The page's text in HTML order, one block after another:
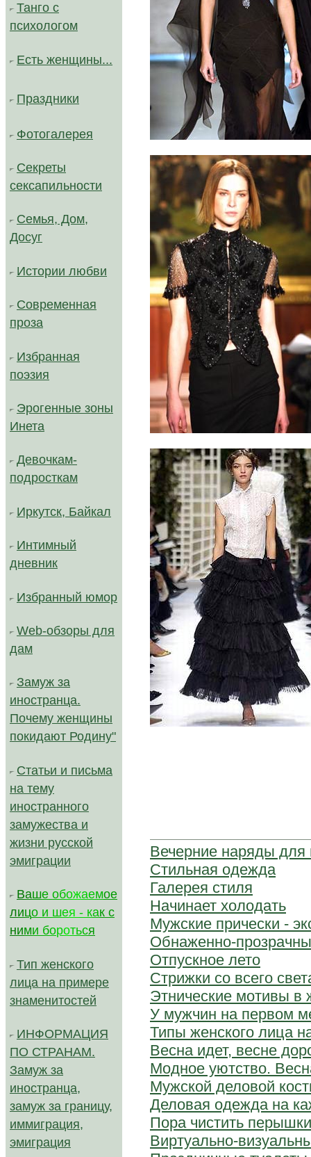
Танго с
психологом
Есть женщины...
Праздники
Фотогалерея
Секреты
сексапильности
Семья, Дом,
Досуг
Истории любви
Современная
проза
Избранная
поэзия
Эрогенные зоны
Инета
Девочкам-
подросткам
Иркутск, Байкал
Интимный
дневник
Избранный юмор
Web-обзоры для
дам
Замуж за
иностранца.
Почему женщины
покидают Родину"
Статьи и письма
на тему
иностранного
замужества и
жизни русской
эмиграции
Ваше обожаемое
лицо и шея - как с
ними бороться
Тип женского
лица на примере
знаменитостей
ИНФОРМАЦИЯ
ПО СТРАНАМ.
Замуж за
иностранца,
замуж за границу,
иммиграция,
эмиграция
Вечерние наряды для
Стильная одежда
Галерея стиля
Начинает холодать
Мужские прически -
Обнаженно-
Отпускное лето
Стрижки со всего
Этнические мотивы в
У мужчин на первом
Типы женского лица
Весна идет, весне
Модное уютство.
Мужской деловой
Деловая одежда на
Пора чистить
Виртуально-